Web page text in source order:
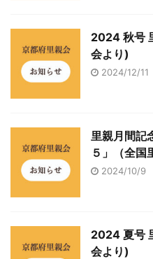
2024 秋号
会より)
2024/12/11
里親月間記
５」（全国
2024/10/9
2024 夏号
会より)